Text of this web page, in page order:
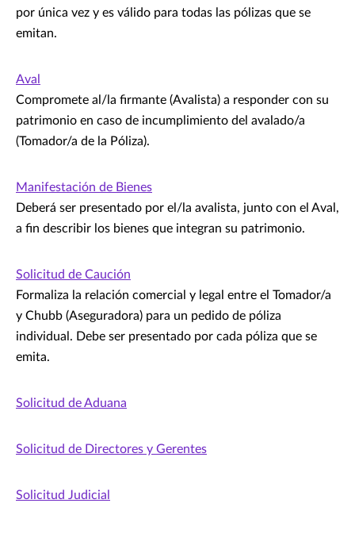
por única vez y es válido para todas las pólizas que se
emitan.
Aval
Compromete al/la firmante (Avalista) a responder con su
patrimonio en caso de incumplimiento del avalado/a
(Tomador/a de la Póliza).
Manifestación de Bienes
Deberá ser presentado por el/la avalista, junto con el Aval,
a fin describir los bienes que integran su patrimonio.
Solicitud de Caución
Formaliza la relación comercial y legal entre el Tomador/a
y Chubb (Aseguradora) para un pedido de póliza
individual. Debe ser presentado por cada póliza que se
emita.
Solicitud de Aduana
Solicitud de Directores y Gerentes
Solicitud Judicial